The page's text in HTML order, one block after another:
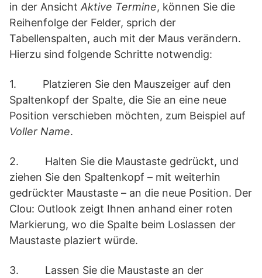
in der Ansicht Aktive Termine, können Sie die
Reihenfolge der Felder, sprich der
Tabellenspalten, auch mit der Maus verändern.
Hierzu sind folgende Schritte notwendig:
1. Platzieren Sie den Mauszeiger auf den
Spaltenkopf der Spalte, die Sie an eine neue
Position verschieben möchten, zum Beispiel auf
Voller Name.
2. Halten Sie die Maustaste gedrückt, und
ziehen Sie den Spaltenkopf – mit weiterhin
gedrückter Maustaste – an die neue Position. Der
Clou: Outlook zeigt Ihnen anhand einer roten
Markierung, wo die Spalte beim Loslassen der
Maustaste plaziert würde.
3. Lassen Sie die Maustaste an der